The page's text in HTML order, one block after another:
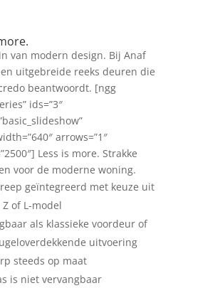
van modern design. Bij Anaf
uitgebreide reeks deuren die
beantwoordt. [ngg
ids=”3″
arrows=”1″
Less is more. Strakke
voor de moderne woning.
geïntegreerd met keuze uit
of L-model
als klassieke voordeur of
uitvoering
steeds op maat
is niet vervangbaar